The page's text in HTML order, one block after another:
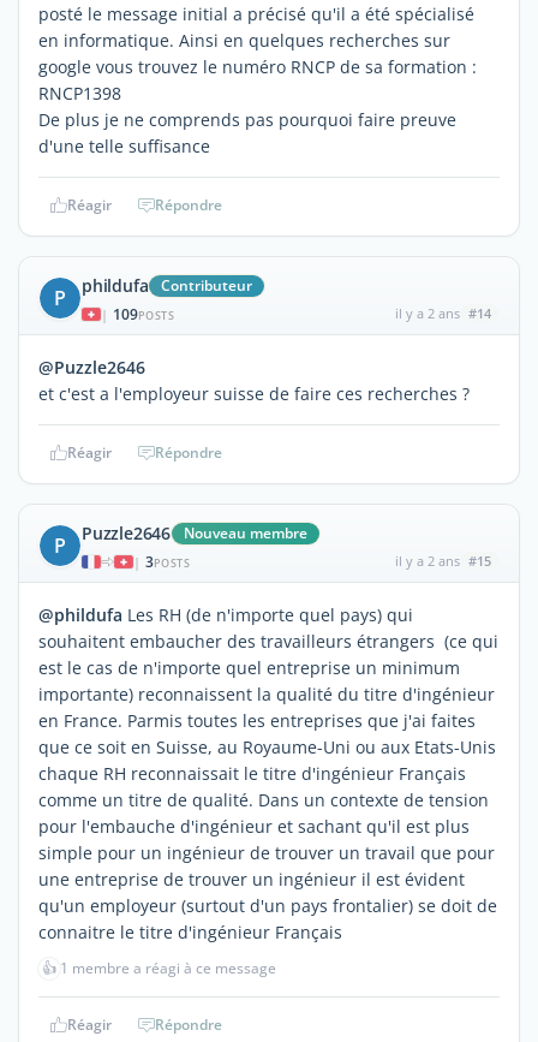
posté le message initial a précisé qu'il a été spécialisé
en informatique. Ainsi en quelques recherches sur
google vous trouvez le numéro RNCP de sa formation :
RNCP1398
De plus je ne comprends pas pourquoi faire preuve
d'une telle suffisance
Réagir Répondre
P phildufa Contributeur
| 109POSTS il y a 2 ans #14
@Puzzle2646
et c'est a l'employeur suisse de faire ces recherches ?
Réagir Répondre
P Puzzle2646 Nouveau membre
| 3POSTS il y a 2 ans #15
@phildufa Les RH (de n'importe quel pays) qui
souhaitent embaucher des travailleurs étrangers (ce qui
est le cas de n'importe quel entreprise un minimum
importante) reconnaissent la qualité du titre d'ingénieur
en France. Parmis toutes les entreprises que j'ai faites
que ce soit en Suisse, au Royaume-Uni ou aux Etats-Unis
chaque RH reconnaissait le titre d'ingénieur Français
comme un titre de qualité. Dans un contexte de tension
pour l'embauche d'ingénieur et sachant qu'il est plus
simple pour un ingénieur de trouver un travail que pour
une entreprise de trouver un ingénieur il est évident
qu'un employeur (surtout d'un pays frontalier) se doit de
connaitre le titre d'ingénieur Français
👍 1 membre a réagi à ce message
Réagir Répondre